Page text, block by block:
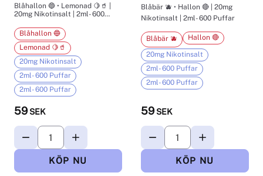
Blåhallon 🔵 • Lemonad 🍋🥤 |
20mg Nikotinsalt | 2ml- 600
59 SEK
Blåhallon 🔵
Lemonad 🍋🥤
20mg Nikotinsalt
2ml- 600 Puffar
2ml- 600 Puffar
Blåbär 🫐 • Hallon 🔴 | 20mg
Nikotinsalt | 2ml- 600 Puffar
59 SEK
Blåbär 🫐 Hallon 🔴
20mg Nikotinsalt
2ml- 600 Puffar
2ml- 600 Puffar